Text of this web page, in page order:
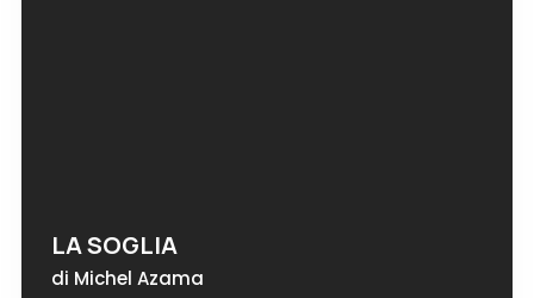
LA SOGLIA
di Michel Azama